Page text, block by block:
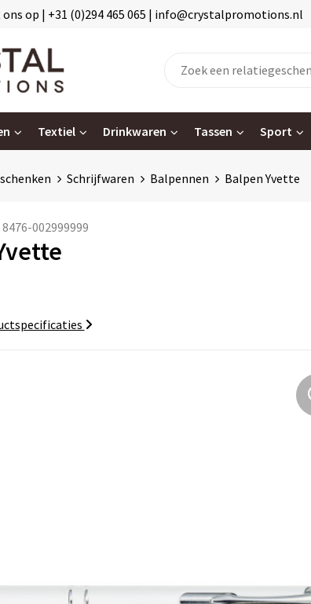
op | +31 (0)294 465 065 | info@crystalpromotions.nl
Textiel Drinkwaren Tassen Sport
Schrijfwaren Balpennen Balpen Yvette
8476-002999999